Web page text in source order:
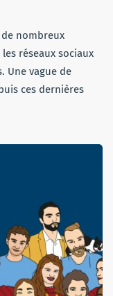
nombreux
réseaux sociaux
Une vague de
ces dernières